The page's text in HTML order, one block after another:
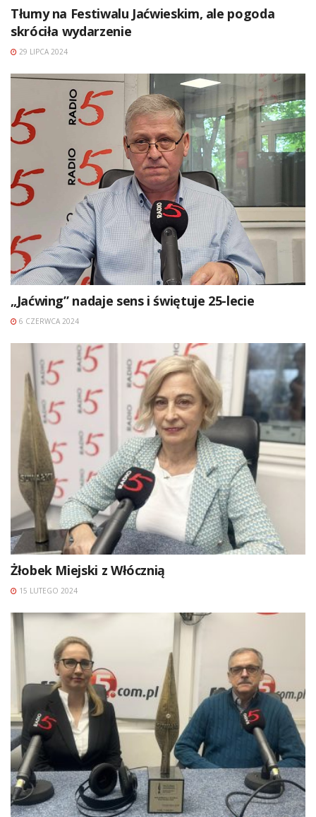
Tłumy na Festiwalu Jaćwieskim, ale pogoda
skróciła wydarzenie
29 LIPCA 2024
„Jaćwing” nadaje sens i świętuje 25-lecie
6 CZERWCA 2024
Żłobek Miejski z Włócznią
15 LUTEGO 2024